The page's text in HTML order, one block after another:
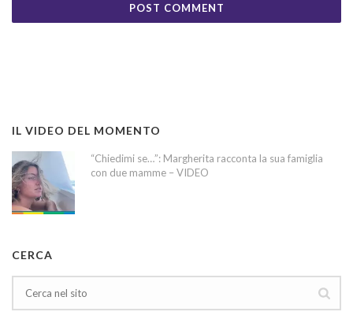
IL VIDEO DEL MOMENTO
“Chiedimi se…”: Margherita racconta la sua famiglia
con due mamme – VIDEO
CERCA